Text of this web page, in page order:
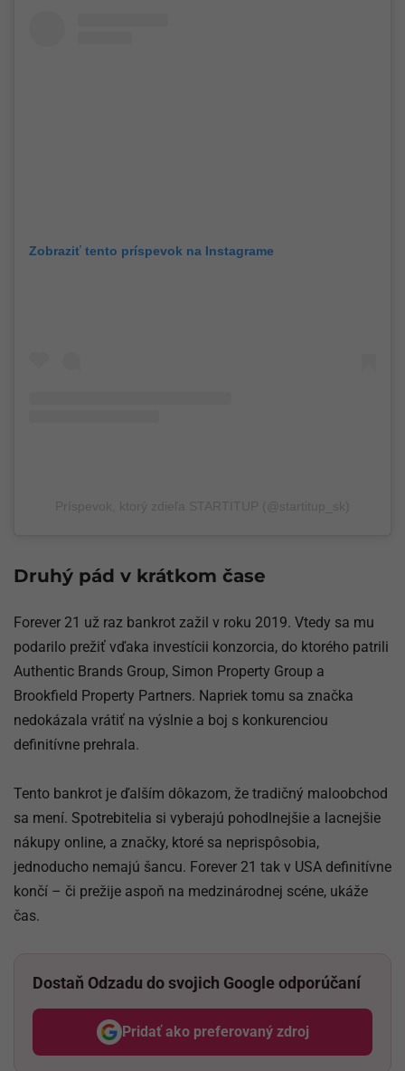
Zobraziť tento príspevok na Instagrame
Druhý pád v krátkom čase
Forever 21 už raz bankrot zažil v roku 2019. Vtedy sa mu
podarilo prežiť vďaka investícii konzorcia, do ktorého patrili
Authentic Brands Group, Simon Property Group a
Brookfield Property Partners. Napriek tomu sa značka
nedokázala vrátiť na výslnie a boj s konkurenciou
definitívne prehrala.
Tento bankrot je ďalším dôkazom, že tradičný maloobchod
sa mení. Spotrebitelia si vyberajú pohodlnejšie a lacnejšie
nákupy online, a značky, ktoré sa neprispôsobia,
jednoducho nemajú šancu. Forever 21 tak v USA definitívne
končí – či prežije aspoň na medzinárodnej scéne, ukáže
čas.
Dostaň Odzadu do svojich Google odporúčaní
Pridať ako preferovaný zdroj
Odzadu, odkaz sa otvorí v